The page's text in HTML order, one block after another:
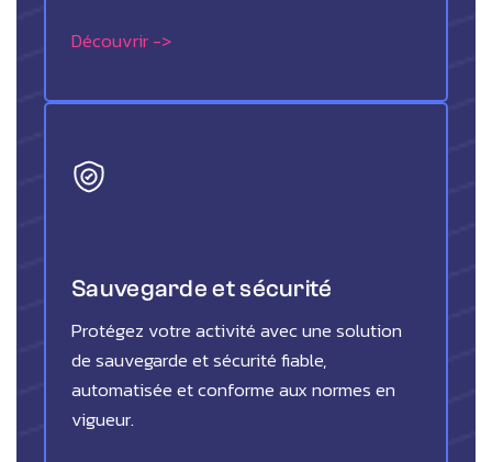
Découvrir ->
Sauvegarde et sécurité
Protégez votre activité avec une solution
de sauvegarde et sécurité fiable,
automatisée et conforme aux normes en
vigueur.